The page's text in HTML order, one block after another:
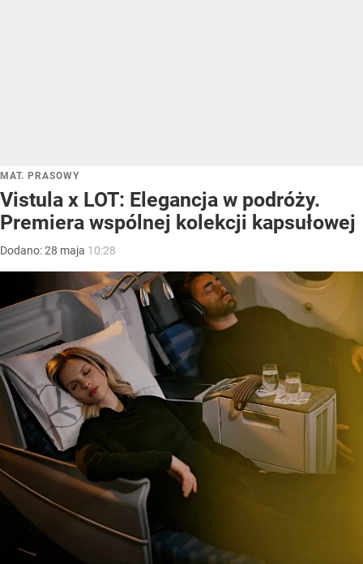
MAT. PRASOWY
Vistula x LOT: Elegancja w podróży.
Premiera wspólnej kolekcji kapsułowej
Dodano:28 maja 10:28